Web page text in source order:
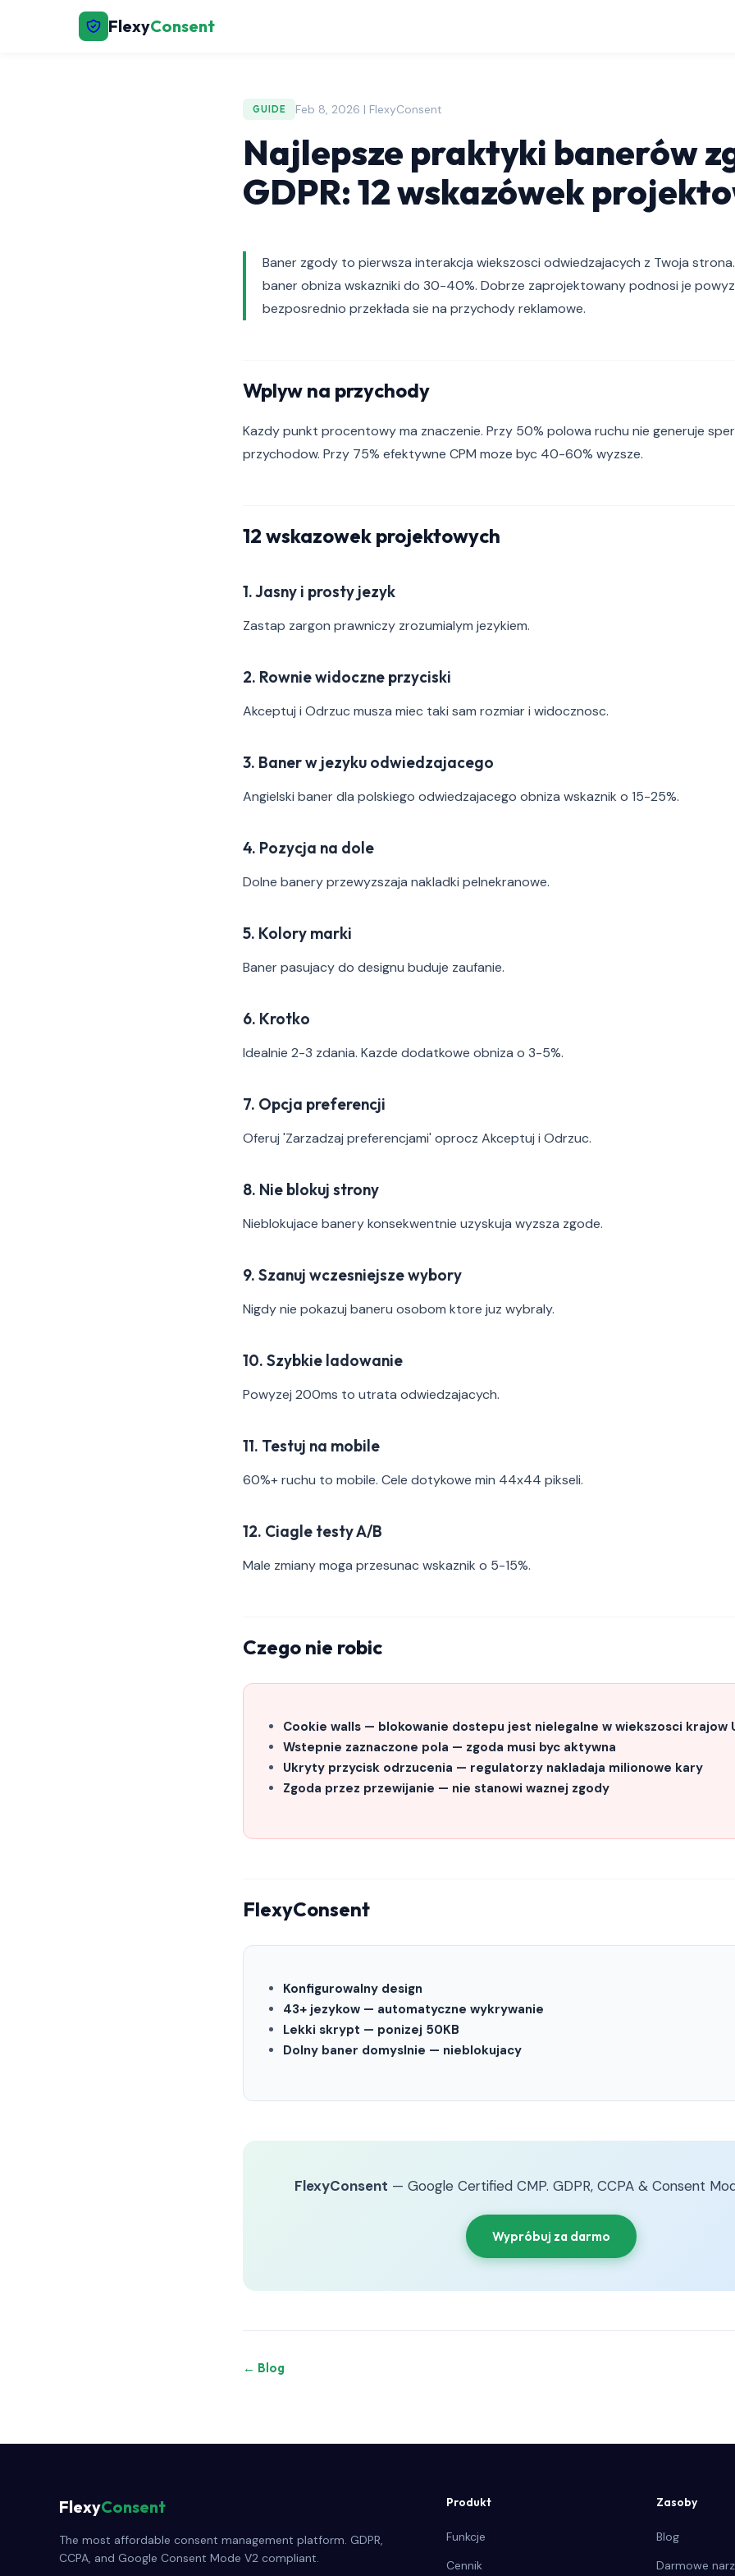
FlexyConsent
GUIDE Feb 8, 2026 | FlexyConsent
Najlepsze praktyki banerów
GDPR: 12 wskazówek
Baner zgody to pierwsza interakcja wiekszosci odwiedzajacych z Twoja
baner obniza wskazniki do 30-40%. Dobrze zaprojektowany podnosi je
bezposrednio przekłada sie na przychody reklamowe.
Wplyw na przychody
Kazdy punkt procentowy ma znaczenie. Przy 50% polowa ruchu nie generuje
przychodow. Przy 75% efektywne CPM moze byc 40-60% wyzsze.
12 wskazowek projektowych
1. Jasny i prosty jezyk
Zastap zargon prawniczy zrozumialym jezykiem.
2. Rownie widoczne przyciski
Akceptuj i Odrzuc musza miec taki sam rozmiar i widocznosc.
3. Baner w jezyku odwiedzajacego
Angielski baner dla polskiego odwiedzajacego obniza wskaznik o 15-25%.
4. Pozycja na dole
Dolne banery przewyzszaja nakladki pelnekranowe.
5. Kolory marki
Baner pasujacy do designu buduje zaufanie.
6. Krotko
Idealnie 2-3 zdania. Kazde dodatkowe obniza o 3-5%.
7. Opcja preferencji
Oferuj 'Zarzadzaj preferencjami' oprocz Akceptuj i Odrzuc.
8. Nie blokuj strony
Nieblokujace banery konsekwentnie uzyskuja wyzsza zgode.
9. Szanuj wczesniejsze wybory
Nigdy nie pokazuj baneru osobom ktore juz wybraly.
10. Szybkie ladowanie
Powyzej 200ms to utrata odwiedzajacych.
11. Testuj na mobile
60%+ ruchu to mobile. Cele dotykowe min 44x44 pikseli.
12. Ciagle testy A/B
Male zmiany moga przesunac wskaznik o 5-15%.
Czego nie robic
Cookie walls — blokowanie dostepu jest nielegalne w wiekszosci krajow
Wstepnie zaznaczone pola — zgoda musi byc aktywna
Ukryty przycisk odrzucenia — regulatorzy nakladaja milionowe kary
Zgoda przez przewijanie — nie stanowi waznej zgody
FlexyConsent
Konfigurowalny design
43+ jezykow — automatyczne wykrywanie
Lekki skrypt — ponizej 50KB
Dolny baner domyslnie — nieblokujacy
FlexyConsent — Google Certified CMP. GDPR, CCPA & Consent
Wypróbuj za darmo
← Blog
FlexyConsent
The most affordable consent management platform. GDPR,
CCPA, and Google Consent Mode V2 compliant.
Produkt
Funkcje
Cennik
Zasoby
Blog
Darmowe